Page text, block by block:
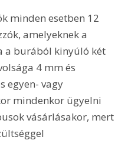
minden esetben 12
amelyeknek a
a burából kinyúló két
4 mm és
egyen- vagy
mindenkor ügyelni
vásárlásakor, mert